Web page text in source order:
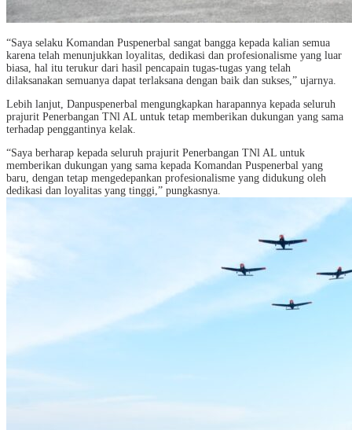
“Saya selaku Komandan Puspenerbal sangat bangga kepada kalian semua
karena telah menunjukkan loyalitas, dedikasi dan profesionalisme yang luar
biasa, hal itu terukur dari hasil pencapain tugas-tugas yang telah
dilaksanakan semuanya dapat terlaksana dengan baik dan sukses,” ujarnya.
Lebih lanjut, Danpuspenerbal mengungkapkan harapannya kepada seluruh
prajurit Penerbangan TNl AL untuk tetap memberikan dukungan yang sama
terhadap penggantinya kelak.
“Saya berharap kepada seluruh prajurit Penerbangan TNl AL untuk
memberikan dukungan yang sama kepada Komandan Puspenerbal yang
baru, dengan tetap mengedepankan profesionalisme yang didukung oleh
dedikasi dan loyalitas yang tinggi,” pungkasnya.